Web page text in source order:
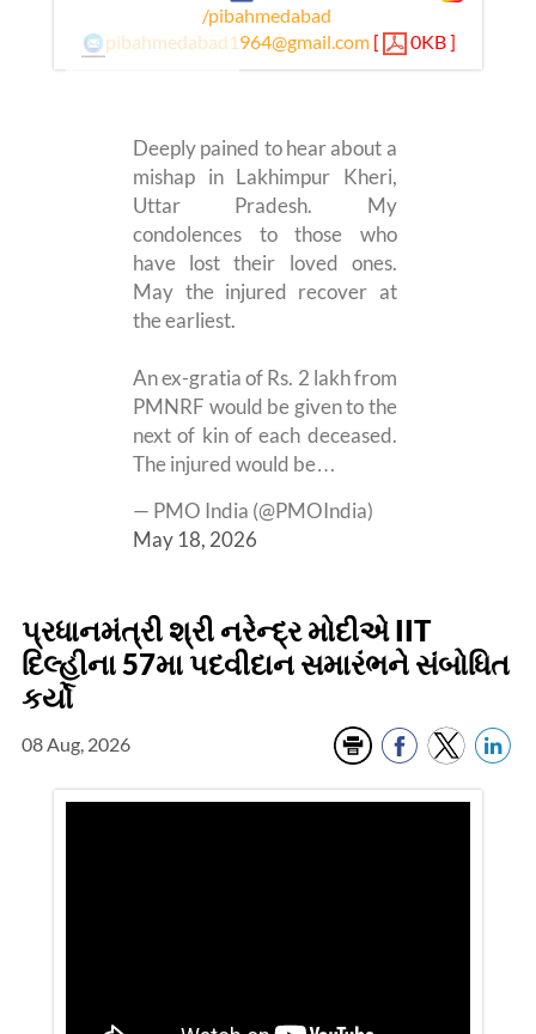
/pibahmedabad
pibahmedabad1964@gmail.com[ 0KB ]
Deeply pained to hear about a
mishap in Lakhimpur Kheri,
Uttar Pradesh. My
condolences to those who
have lost their loved ones.
May the injured recover at
the earliest.
An ex-gratia of Rs. 2 lakh from
PMNRF would be given to the
next of kin of each deceased.
The injured would be…
— PMO India (@PMOIndia)
May 18, 2026
પ્રધાનમંત્રી શ્રી નરેન્દ્ર મોદીએ IIT
દિલ્હીના 57મા પદવીદાન સમારંભને સંબોધિત
કર્યો
08 Aug, 2026